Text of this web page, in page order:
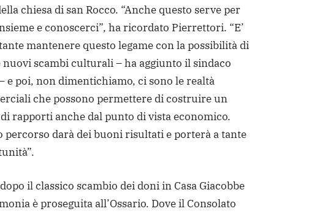
chiesa di san Rocco. “Anche questo serve per
e conoscerci”, ha ricordato Pierrettori. “E’
mantenere questo legame con la possibilità di
nuovi scambi culturali – ha aggiunto il sindaco
e poi, non dimentichiamo, ci sono le realtà
che possono permettere di costruire un
rapporti anche dal punto di vista economico.
percorso darà dei buoni risultati e porterà a tante
il classico scambio dei doni in Casa Giacobbe
è proseguita all’Ossario. Dove il Consolato